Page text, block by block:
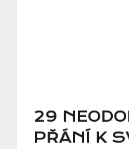
29
PŘÁNÍ K